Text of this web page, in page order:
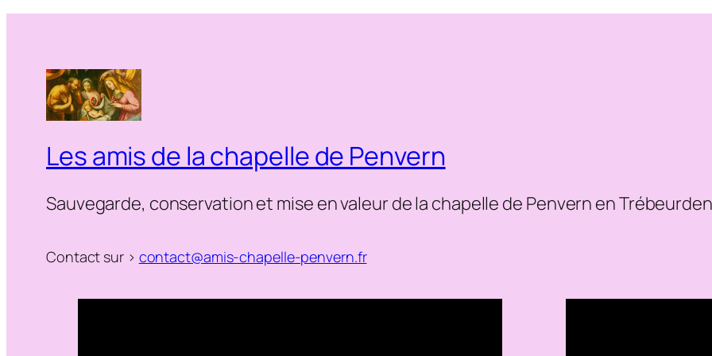
Les amis de la chapelle de Penvern
Sauvegarde, conservation et mise en valeur de la chapelle de Penvern en Trébeurden
Contact sur > contact@amis-chapelle-penvern.fr